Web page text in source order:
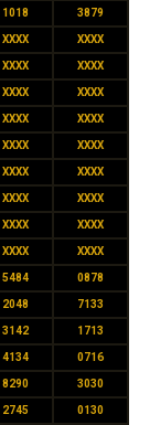
1018 3879
XXXX XXXX
XXXX XXXX
XXXX XXXX
XXXX XXXX
XXXX XXXX
XXXX XXXX
XXXX XXXX
XXXX XXXX
XXXX XXXX
5484 0878
2048 7133
3142 1713
4134 0716
8290 3030
2745 0130